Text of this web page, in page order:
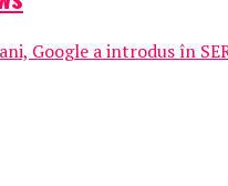
Google a introdus în